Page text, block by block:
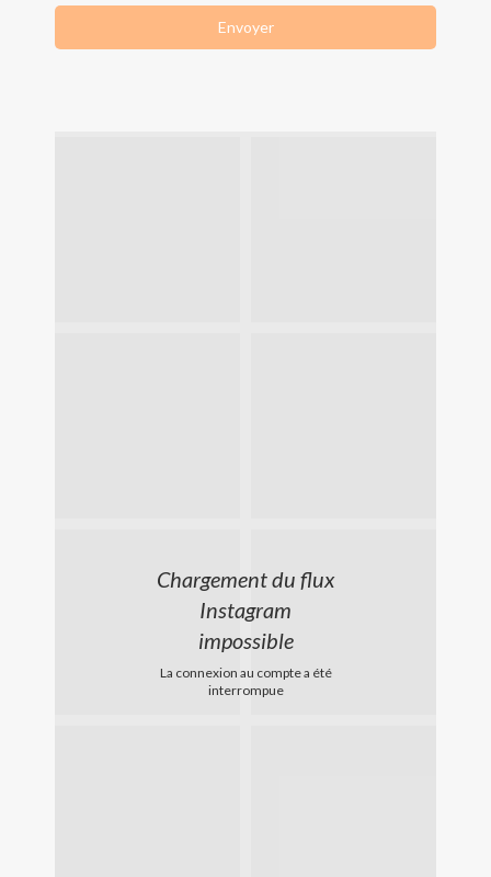
Envoyer
Chargement du flux
Instagram
impossible
La connexion au compte a été
interrompue